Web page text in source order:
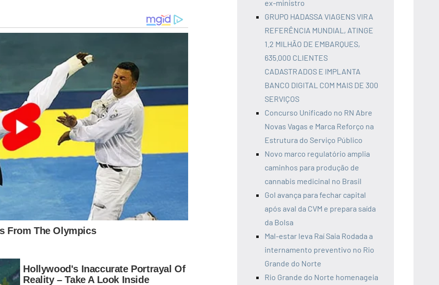
ex-ministro
GRUPO HADASSA VIAGENS VIRA
REFERÊNCIA MUNDIAL, ATINGE
1.2 MILHÃO DE EMBARQUES,
635.000 CLIENTES
CADASTRADOS E IMPLANTA
BANCO DIGITAL COM MAIS DE 300
SERVIÇOS
Concurso Unificado no RN Abre
Novas Vagas e Marca Reforço na
Estrutura do Serviço Público
Novo marco regulatório amplia
caminhos para produção de
cannabis medicinal no Brasil
Gol avança para fechar capital
após aval da CVM e prepara saída
da Bolsa
Mal-estar leva Raí Saia Rodada a
internamento preventivo no Rio
Grande do Norte
Rio Grande do Norte homenageia